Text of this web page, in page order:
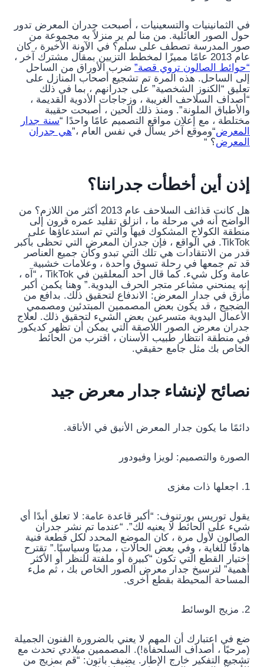
في الثمانينيات والتسعينيات ، أصبحت جدران المعرض تدور
حول الصور العائلية. من منا لم ير منزلاً به مجموعة من
صور المدرسة تصطف على سلم؟ في الآونة الأخيرة ، كان
عام 2013 عامًا مميزًا لمخطط التزيين بمقال مشترك آخر ،
“حوائط الصالون تروي قصة” ضرب الأوراق من الساحل
إلى الساحل. هذه المرة تم تشجيع أصحاب المنازل على
تعليق “الكنوز الشخصية” على جدرانهم ، بما في ذلك
“أصداف السلاحف الغريبة ، وزجاجات الأدوية القديمة ،
والأطباق الملونة”. ومنذ ذلك الحين ، أصبحت حقيبة
مختلطة ، مع إعلان مواقع التصميم عامًا واحدًا “سنة جدار
المعرض“وموقع آخر يسأل في نفس العام ،”هي جدران
المعرض؟ “
إذن أين أخطأت جدراننا؟
هل كانت قذائف السلاحف عام 2013 أكثر من اللازم؟ من
الواضح أنه في مرحلة ما ، انزلق تقليد عمره قرون إلى
منطقة الكولاج المشكوك فيها والتي تم استدعاؤها على
TikTok. في الواقع ، فإن جدران المعرض التي تحظى بأكبر
قدر من الانتقادات هي تلك التي تبدو وكأن جميع العناصر
قد تم جمعها في رحلة تسوق واحدة ، وعلامات خشبية
عامة وكل شيء. كما قال أحد المعلقين في TikTok ، “آه ،
إنه يمنحني مشاعر متجر الحرف اليدوية.” وهنا يكمن أكبر
مأزق في جدار المعرض: الاندفاع لتحقيق ذلك. بدافع من
الضجيج ، قد يكون بعض المصممين المبتدئين ومصممي
الأعمال اليدوية متسرعين بعض الشيء لتحقيق ذلك. لعلاج
جدران معرض الصور اللاصقة التي يمكن أن تظهر كديكور
في منطقة انتظار طبيب الأسنان ، اقترب من الحائط
الخاص بك مثل جامع حقيقي.
نصائح لإنشاء جدار معرض جيد
دائمًا ما يكون جدار المعرض الأنيق في الأناقة.
الصورة والتصميم: لويزا وفيودور
1. اجعلها ذات مغزى
يقول توريس بورتنوف: “أكبر قاعدة عامة: لا تعلق أبدًا أي
شيء على الحائط لا يعنيه لك”. “عندما تم نشر جدران
الصالون لأول مرة ، كان الموضع المحدد لكل قطعة فنية
هادفًا للغاية ، وفي بعض الحالات ، مدببًا وسياسيًا.” تقترح
اختيار القطع التي تكون “كبيرة أو ملفتة للنظر أو الأكثر
أهمية” لترسيخ جدار معرض الصور الخاص بك ، ثم ملء
المساحة المحيطة بقطع أخرى.
2. مزيج الوسائط
ضع في اعتبارك أن المهم لا يعني بالضرورة الفنون الجميلة
(مرحبًا ، أصداف السلحفاة!). المصممين ميلادي تحدث مع
تشجيع التفكير خارج الإطار. يضيف باتون: “قم بمزيج من